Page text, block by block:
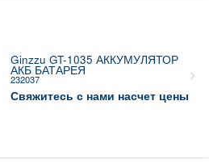
Ginzzu GT-1035 АККУМУЛЯТОР
АКБ БАТАРЕЯ
232037
Свяжитесь с нами насчет цены